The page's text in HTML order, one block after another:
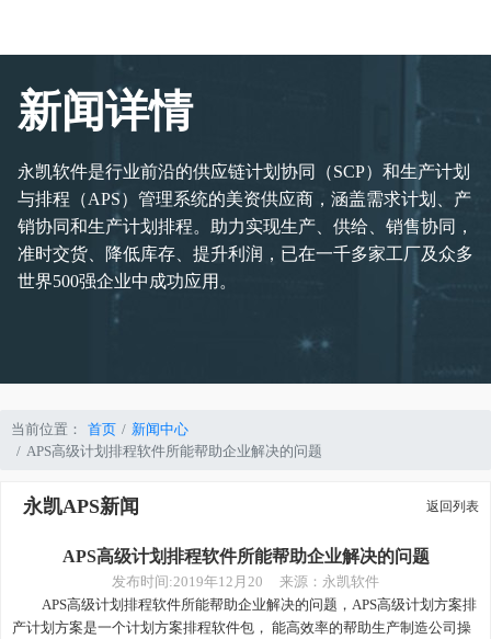
新闻详情
永凯软件是行业前沿的供应链计划协同（SCP）和生产计划
与排程（APS）管理系统的美资供应商，涵盖需求计划、产
销协同和生产计划排程。助力实现生产、供给、销售协同，
准时交货、降低库存、提升利润，已在一千多家工厂及众多
世界500强企业中成功应用。
当前位置： 首页
新闻中心
APS高级计划排程软件所能帮助企业解决的问题
永凯APS新闻 返回列表
APS高级计划排程软件所能帮助企业解决的问题
发布时间:2019年12月20 来源：永凯软件
APS高级计划排程软件所能帮助企业解决的问题， APS高级计划方案排
产计划方案是一个计划方案排程软件包， 能高效率的帮助生产制造公司操